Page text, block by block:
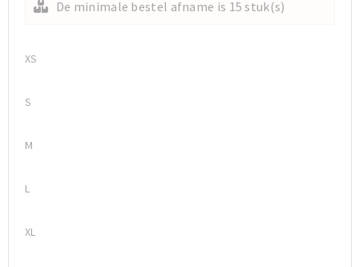
De minimale bestel afname is 15 stuk(s)
XS
S
M
L
XL